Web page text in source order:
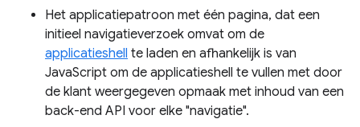
Het applicatiepatroon met één pagina, dat een
initieel navigatieverzoek omvat om de
applicatieshell te laden en afhankelijk is van
JavaScript om de applicatieshell te vullen met door
de klant weergegeven opmaak met inhoud van een
back-end API voor elke "navigatie".